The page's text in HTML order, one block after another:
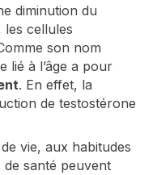
diminution du
les cellules
son nom
lié à l’âge a pour
. En effet, la
de testostérone
vie, aux habitudes
santé peuvent